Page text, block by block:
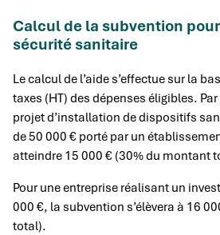
Calcul de la subvention pour
sécurité sanitaire
Le calcul de l’aide s’effectue sur la
taxes (HT) des dépenses éligibles.
projet d’installation de dispositifs
de 50 000 € porté par un
atteindre 15 000 € (30% du montant
Pour une entreprise réalisant un
000 €, la subvention s’élèvera à 16
total).